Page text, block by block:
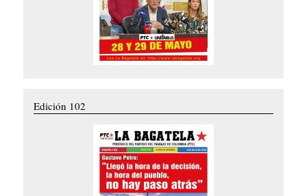
Edición 102